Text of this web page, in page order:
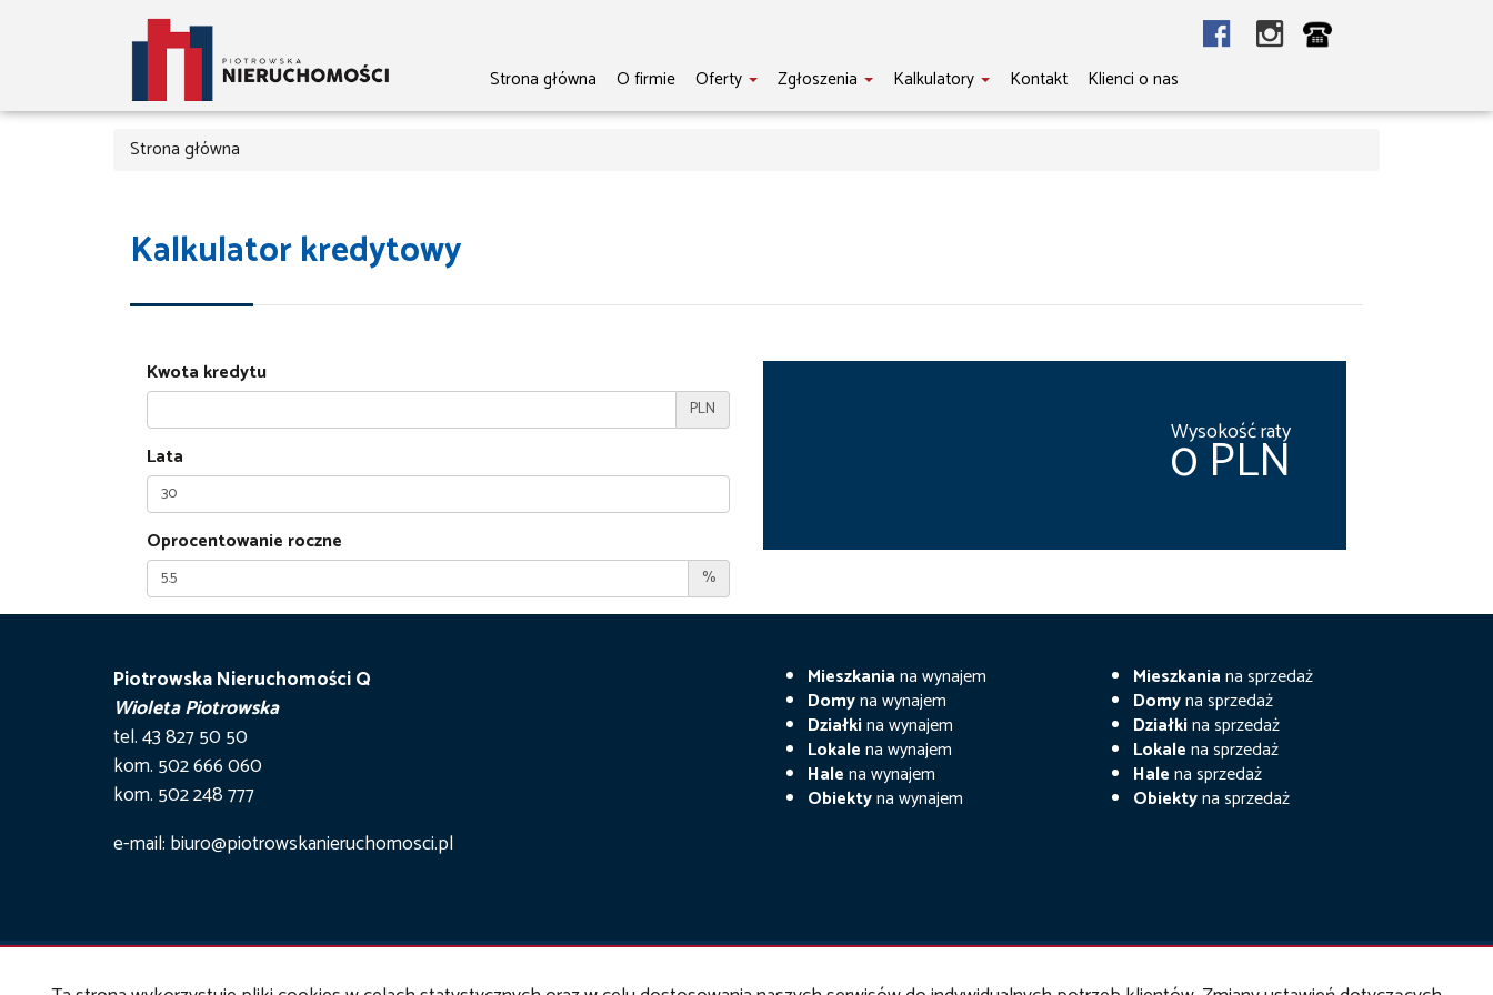
Strona główna O firmie Oferty Zgłoszenia Kalkulatory Kontakt Klienci o nas
Strona główna
Kalkulator kredytowy
Kwota kredytu
PLN
Lata
Oprocentowanie roczne
%
Wysokość raty
0 PLN
Piotrowska Nieruchomości Q
Wioleta Piotrowska
tel. 43 827 50 50
kom. 502 666 060
kom. 502 248 777
e-mail: biuro@piotrowskanieruchomosci.pl
Mieszkaniana wynajem
Domyna wynajem
Działkina wynajem
Lokalena wynajem
Halena wynajem
Obiektyna wynajem
Mieszkaniana sprzedaż
Domyna sprzedaż
Działkina sprzedaż
Lokalena sprzedaż
Halena sprzedaż
Obiektyna sprzedaż